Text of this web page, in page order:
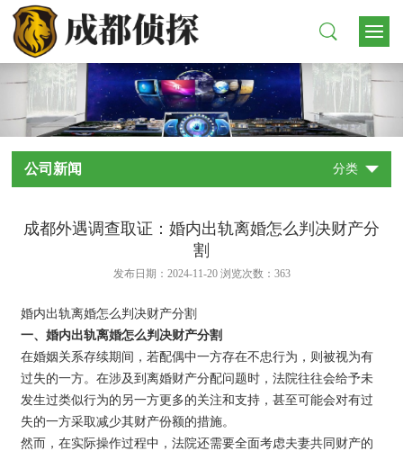
公司新闻 分类
成都外遇调查取证：婚内出轨离婚怎么判决财产分
割
发布日期：2024-11-20 浏览次数： 363
婚内出轨离婚怎么判决财产分割
一、婚内出轨离婚怎么判决财产分割
在婚姻关系存续期间，若配偶中一方存在不忠行为，则被视为有
过失的一方。在涉及到离婚财产分配问题时，法院往往会给予未
发生过类似行为的另一方更多的关注和支持，甚至可能会对有过
失的一方采取减少其财产份额的措施。
然而，在实际操作过程中，法院还需要全面考虑夫妻共同财产的